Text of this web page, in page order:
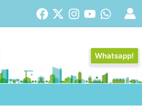
Whatsapp!